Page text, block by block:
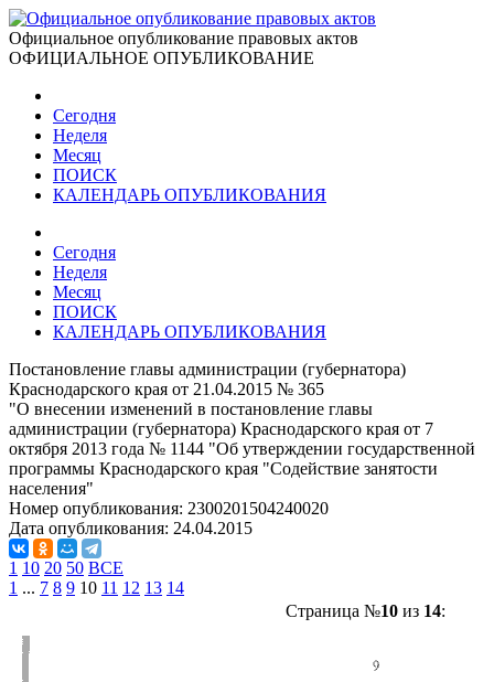
Официальное опубликование правовых актов
ОФИЦИАЛЬНОЕ ОПУБЛИКОВАНИЕ
Сегодня
Неделя
Месяц
ПОИСК
КАЛЕНДАРЬ ОПУБЛИКОВАНИЯ
Сегодня
Неделя
Месяц
ПОИСК
КАЛЕНДАРЬ ОПУБЛИКОВАНИЯ
Постановление главы администрации (губернатора)
Краснодарского края от 21.04.2015 № 365
"О внесении изменений в постановление главы
администрации (губернатора) Краснодарского края от 7
октября 2013 года № 1144 "Об утверждении государственной
программы Краснодарского края "Содействие занятости
населения"
Номер опубликования: 2300201504240020
Дата опубликования: 24.04.2015
1 10 20 50 ВСЕ
1 ... 7 8 9 10 11 12 13 14
Страница №10из 14: